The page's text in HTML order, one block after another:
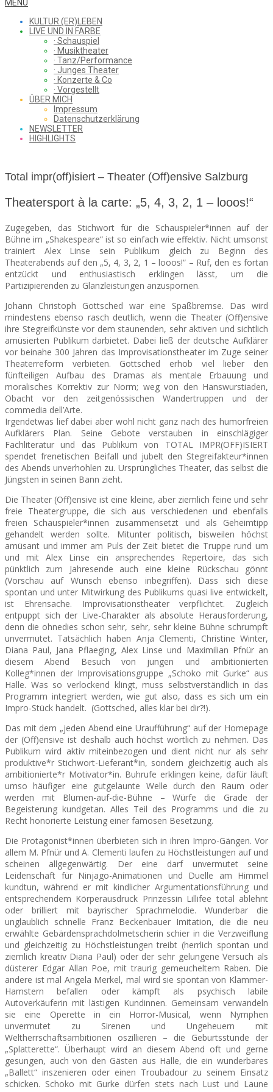
WHAT
SAW
FROM
THE
CHEAP
SEATS
Menu
MENU
KULTUR (ER)LEBEN
LIVE UND IN FARBE
· Schauspiel
· Musiktheater
· Tanz/Performance
· Junges Theater
· Konzerte & Co
· Vorgestellt
ÜBER MICH
Impressum
Datenschutzerklärung
NEWSLETTER
HIGHLIGHTS
Total impr(off)isiert – Theater (Off)ensive Salzburg
Theatersport à la carte: „5, 4, 3, 2, 1 – looos!“
Zugegeben, das Stichwort für die Schauspieler*innen auf der
Bühne im „Shakespeare“ ist so einfach wie effektiv. Nicht umsonst
trainiert Alex Linse sein Publikum gleich zu Beginn des
Theaterabends auf den „5, 4, 3, 2, 1 – looos!“ – Ruf, den es fortan
entzückt und enthusiastisch erklingen lässt, um die
Partizipierenden zu Glanzleistungen anzuspornen.
Johann Christoph Gottsched war eine Spaßbremse. Das wird
mindestens ebenso rasch deutlich, wenn die Theater (Off)ensive
ihre Stegreifkünste vor dem staunenden, sehr aktiven und sichtlich
amüsierten Publikum darbietet. Dabei ließ der deutsche Aufklärer
vor beinahe 300 Jahren das Improvisationstheater im Zuge seiner
Theaterreform verbieten. Gottsched erhob viel lieber den
fünfteiligen Aufbau des Dramas als mentale Erbauung und
moralisches Korrektiv zur Norm; weg von den Hanswurstiaden,
Obacht vor den zeitgenössischen Wandertruppen und der
commedia dell’Arte.
Irgendetwas lief dabei aber wohl nicht ganz nach des humorfreien
Aufklärers Plan. Seine Gebote verstauben in einschlägiger
Fachliteratur und das Publikum von TOTAL IMPR(OFF)ISIERT
spendet frenetischen Beifall und jubelt den Stegreifakteur*innen
des Abends unverhohlen zu. Ursprüngliches Theater, das selbst die
Jüngsten in seinen Bann zieht.
Die Theater (Off)ensive ist eine kleine, aber ziemlich feine und sehr
freie Theatergruppe, die sich aus verschiedenen und ebenfalls
freien Schauspieler*innen zusammensetzt und als Geheimtipp
gehandelt werden sollte. Mitunter politisch, bisweilen höchst
amüsant und immer am Puls der Zeit bietet die Truppe rund um
und mit Alex Linse ein ansprechendes Repertoire, das sich
pünktlich zum Jahresende auch eine kleine Rückschau gönnt
(Vorschau auf Wunsch ebenso inbegriffen). Dass sich diese
spontan und unter Mitwirkung des Publikums quasi live entwickelt,
ist Ehrensache. Improvisationstheater verpflichtet. Zugleich
entpuppt sich der Live-Charakter als absolute Herausforderung,
denn die ohnedies schon sehr, sehr, sehr kleine Bühne schrumpft
unvermutet. Tatsächlich haben Anja Clementi, Christine Winter,
Diana Paul, Jana Pflaeging, Alex Linse und Maximilian Pfnür an
diesem Abend Besuch von jungen und ambitionierten
Kolleg*innen der Improvisationsgruppe „Schoko mit Gurke“ aus
Halle. Was so verlockend klingt, muss selbstverständlich in das
Programm integriert werden, wie gut also, dass es sich um ein
Impro-Stück handelt. (Gottsched, alles klar bei dir?!).
Das mit dem „jeden Abend eine Uraufführung“ auf der Homepage
der (Off)ensive ist deshalb auch höchst wörtlich zu nehmen. Das
Publikum wird aktiv miteinbezogen und dient nicht nur als sehr
produktive*r Stichwort-Lieferant*in, sondern gleichzeitig auch als
ambitionierte*r Motivator*in. Buhrufe erklingen keine, dafür läuft
umso häufiger eine gutgelaunte Welle durch den Raum oder
werden mit Blumen-auf-die-Bühne – Würfe die Grade der
Begeisterung kundgetan. Alles Teil des Programms und die zu
Recht honorierte Leistung einer famosen Besetzung.
Die Protagonist*innen überbieten sich in ihren Impro-Gängen. Vor
allem M. Pfnür und A. Clementi laufen zu Höchstleistungen auf und
scheinen allgegenwärtig. Der eine darf unvermutet seine
Leidenschaft für Ninjago-Animationen und Duelle am Himmel
kundtun, während er mit kindlicher Argumentationsführung und
entsprechendem Körperausdruck Prinzessin Lillifee total ablehnt
oder brilliert mit bayrischer Sprachmelodie. Wunderbar die
unglaublich schnelle Franz Beckenbauer Imitation, die die neu
erwählte Gebärdensprachdolmetscherin schier in die Verzweiflung
und gleichzeitig zu Höchstleistungen treibt (herrlich spontan und
ziemlich kreativ Diana Paul) oder der sehr gelungene Versuch als
düsterer Edgar Allan Poe, mit traurig gemeucheltem Raben. Die
andere ist mal Angela Merkel, mal wird sie spontan von Klammer-
Hamstern befallen oder kämpft als psychisch labile
Autoverkäuferin mit lästigen Kundinnen. Gemeinsam verwandeln
sie eine Operette in ein Horror-Musical, wenn Nymphen
unvermutet zu Sirenen und Ungeheuern mit
Weltherrschaftsambitionen oszillieren – die Geburtsstunde der
„Splatterette“. Überhaupt wird an diesem Abend oft und gerne
gesungen, auch von den Gästen aus Halle, die ein wunderbares
„Ballett“ inszenieren oder einen Troubadour zu seinem Einsatz
schicken. Schoko mit Gurke dürfen stets nach Lust und Laune